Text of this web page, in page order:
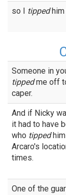
so I tippedhim
Someone in
tippedme off
caper.
And if Nicky
it had to have
who tipped
Arcaro's
times.
One of the